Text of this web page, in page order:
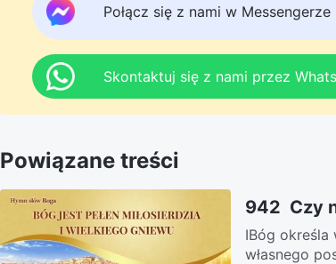
Połącz się z nami w Messengerze
Skontaktuj się z nami przez
Powiązane treści
942 Czy
ⅠBóg
własnego